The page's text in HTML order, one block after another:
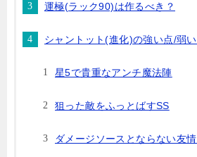
運極(ラック90)は作るべき？
シャントット(進化)の強い点/弱
星5で貴重なアンチ魔法陣
狙った敵をふっとばすSS
ダメージソースとならない友